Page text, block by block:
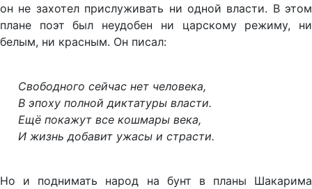
он не захотел прислуживать ни одной власти. В этом
плане поэт был неудобен ни царскому режиму, ни
белым, ни красным. Он писал:
Свободного сейчас нет человека,
В эпоху полной диктатуры власти.
Ещё покажут все кошмары века,
И жизнь добавит ужасы и страсти.
Но и поднимать народ на бунт в планы Шакарима